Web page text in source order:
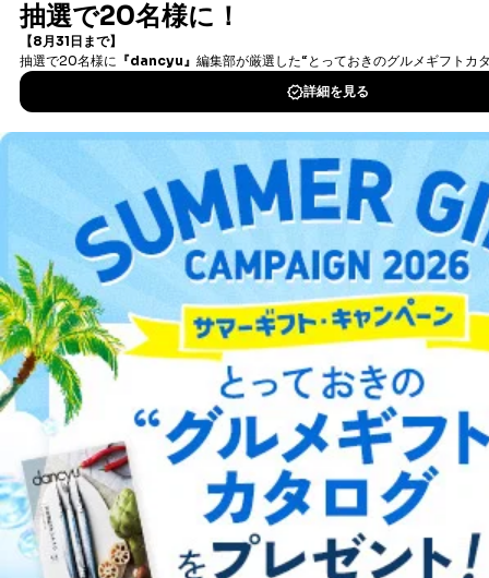
き。
上記２．の利用目的を実施するために守秘義務を結ん
だ企業に、業務の一部として個人情報の取扱いを委
託・提供する場合、その業務に必要な範囲で委託・提
供先企業に個人情報を開示することがあります。
委託・提供先企業は具体的には以下のような企業です
が、これらに限りません。
委託先：カスタマーサポート支援会社 、クレジッ
トカード決済などの決済代行・料金回収会社、広
告配信サービス会社
提供先：出版社、出版物発売元、卸売会社、販売
店など商品の供給者、梱包会社、配送会社、新聞
販売店などの梱包・配送・配達会社
４．開示対象個人情報の「開示」「訂正」等の請求につ
いて
当社は、本人から、開示対象個人情報について利用目的
の通知を求められた場合には、遅滞なくこれに応じま
す。ただし、以下①～④のいずれかに該当する場合は、
利用目的の通知を行なうことはできません。そのとき
は、本人に遅滞無くその旨を通知するとともに、理由を
説明させていただきます。
①利用目的を本人に通知し、又は公表することによって
本人又は第三者の生命、身体、財産その他の権利利益を
害するおそれがある場合
②利用目的を本人に通知し、又は公表することによって
書籍）が無料で読み放題！
DOWNLOAD FOR IOS
DOWNLOAD FOR ANDROID
ご利用方法はこちら
総合案内
アフィリエイト 採用情報
プレスリリース お問い合わせ
利用規約プライバシーポリシー 特定商取引法に基づく表示
出版社の皆様へ
投資家の皆様へサイトマップ